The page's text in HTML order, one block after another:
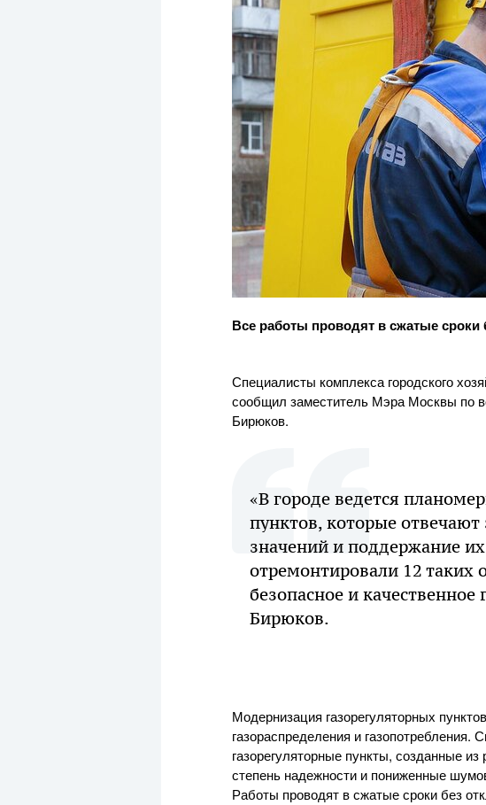
Все работы проводят в сжатые сроки
Специалисты комплекса городского
сообщил заместитель Мэра Москвы по
Бирюков.
«В городе ведется
пунктов, которые
значений и поддержание
отремонтировали 12 таких
безопасное и
Бирюков.
Модернизация газорегуляторных
газораспределения и
газорегуляторные пункты, созданные
степень надежности и пониженные
Работы проводят в сжатые сроки без